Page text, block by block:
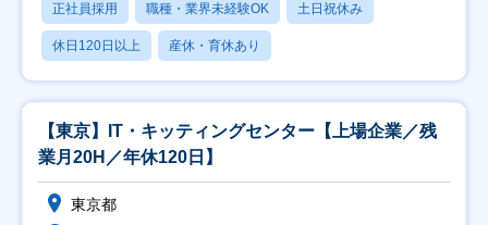
正社員採用 職種・業界未経験OK 土日祝休み
休日120日以上 産休・育休あり
【東京】IT・キッティングセンター【上場企業／残
業月20H／年休120日】
東京都